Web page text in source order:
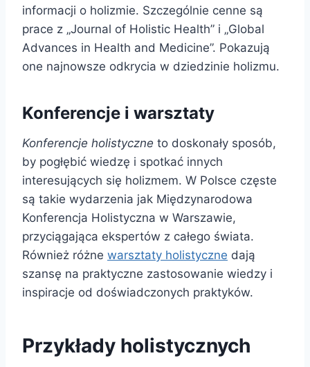
informacji o holizmie. Szczególnie cenne są
prace z „Journal of Holistic Health” i „Global
Advances in Health and Medicine”. Pokazują
one najnowsze odkrycia w dziedzinie holizmu.
Konferencje i warsztaty
Konferencje holistyczne to doskonały sposób,
by pogłębić wiedzę i spotkać innych
interesujących się holizmem. W Polsce częste
są takie wydarzenia jak Międzynarodowa
Konferencja Holistyczna w Warszawie,
przyciągająca ekspertów z całego świata.
Również różne warsztaty holistyczne dają
szansę na praktyczne zastosowanie wiedzy i
inspiracje od doświadczonych praktyków.
Przykłady holistycznych